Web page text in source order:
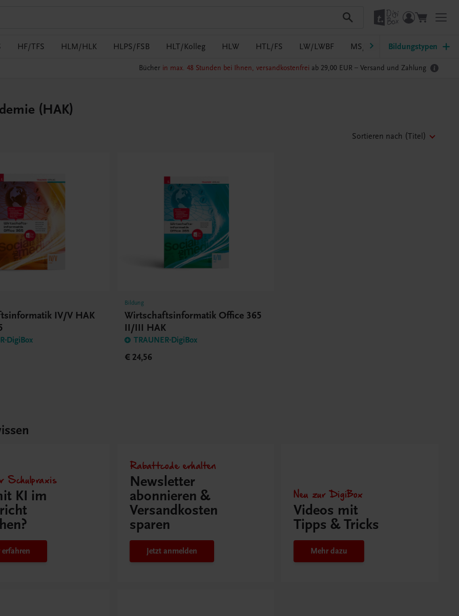
HF/TFS HLM/HLK HLPS/FSB HLT/Kolleg HLW HTL/FS LW/LWBF MS/ASO Pflege PTS
Bildungstypen
Bücher in max. 48 Stunden bei Ihnen, versandkostenfrei ab 29,00 EUR – Versand und Zahlung
(HAK)
Sortieren nach (Titel)
IV/V HAK
DigiBox
Bildung
Wirtschaftsinformatik Office 365
II/III HAK
TRAUNER-DigiBox
€ 24,56
Schulpraxis
KI im
erfahren
Rabattcode erhalten
Newsletter
abonnieren &
Versandkosten
sparen
Jetzt anmelden
Neu zur DigiBox
Videos mit
Tipps & Tricks
Mehr dazu